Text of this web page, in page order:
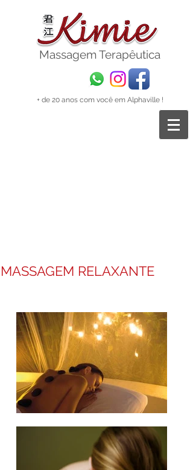
MassagemTerapêutica
+ de 20 anos com você em Alphaville !
MASSAGEM RELAXANTE